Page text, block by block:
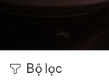
Bộ lọc